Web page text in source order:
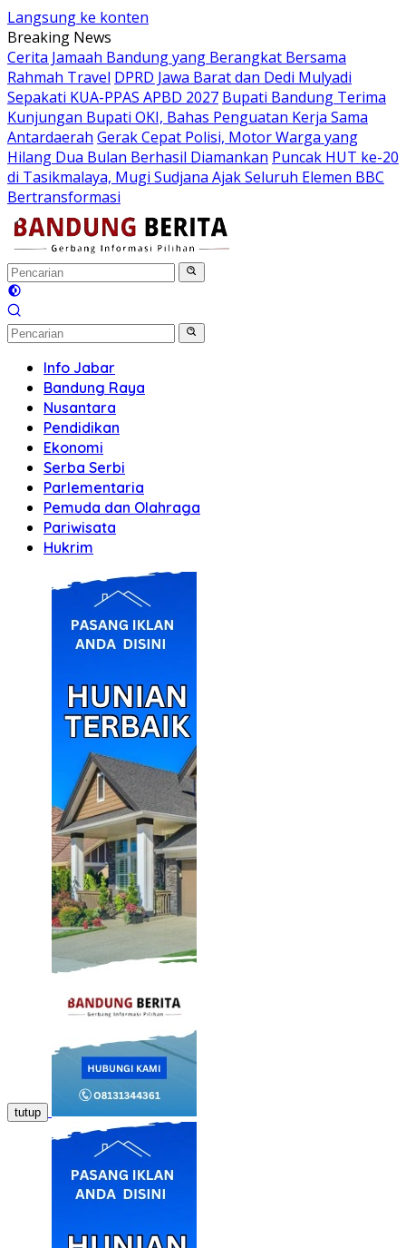
Langsung ke konten
Breaking News
Cerita Jamaah Bandung yang Berangkat Bersama
Rahmah Travel DPRD Jawa Barat dan Dedi Mulyadi
Sepakati KUA-PPAS APBD 2027 Bupati Bandung Terima
Kunjungan Bupati OKI, Bahas Penguatan Kerja Sama
Antardaerah Gerak Cepat Polisi, Motor Warga yang
Hilang Dua Bulan Berhasil Diamankan Puncak HUT ke-20
di Tasikmalaya, Mugi Sudjana Ajak Seluruh Elemen BBC
Bertransformasi
Info Jabar
Bandung Raya
Nusantara
Pendidikan
Ekonomi
Serba Serbi
Parlementaria
Pemuda dan Olahraga
Pariwisata
Hukrim
tutup